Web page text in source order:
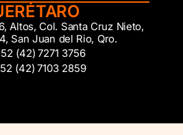
Altos, Col. Santa Cruz Nieto,
San Juan del Rio, Qro.
(42) 7271 3756
(42) 7103 2859